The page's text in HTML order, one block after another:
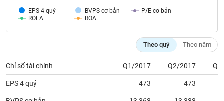
EPS 4 quý BVPS cơ bản
P/E cơ bản
ROEA
ROA
Theo quý Theo năm
Chỉ số tài chính Q1/2017 Q2/2017
EPS 4 quý 473 473